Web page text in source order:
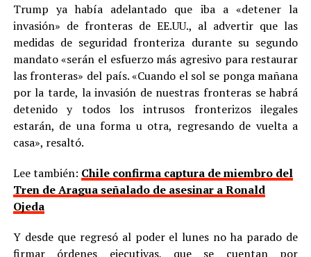
Trump ya había adelantado que iba a «detener la
invasión» de fronteras de EE.UU., al advertir que las
medidas de seguridad fronteriza durante su segundo
mandato «serán el esfuerzo más agresivo para restaurar
las fronteras» del país. «Cuando el sol se ponga mañana
por la tarde, la invasión de nuestras fronteras se habrá
detenido y todos los intrusos fronterizos ilegales
estarán, de una forma u otra, regresando de vuelta a
casa», resaltó.
Lee también: Chile confirma captura de miembro del
Tren de Aragua señalado de asesinar a Ronald
Ojeda
Y desde que regresó al poder el lunes no ha parado de
firmar órdenes ejecutivas, que se cuentan por